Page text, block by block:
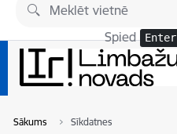
Pāriet uz lapas saturu
Spied Enter
Sākums Sīkdatnes